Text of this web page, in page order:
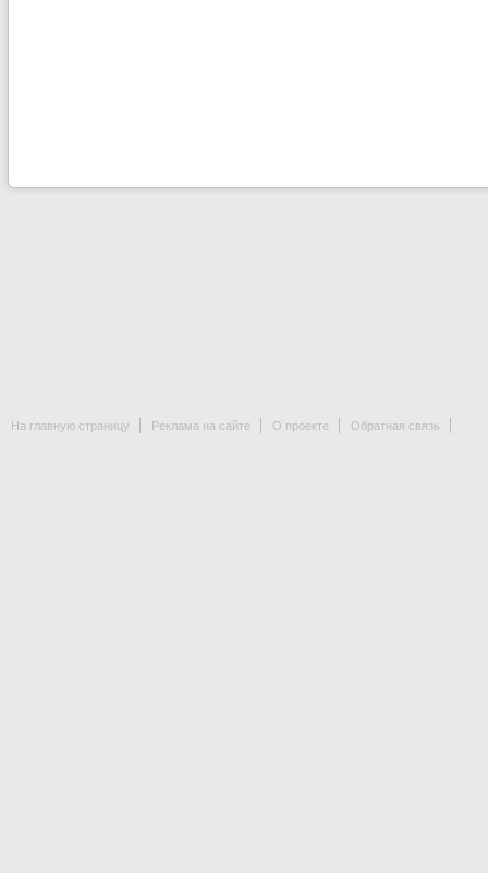
На главную страницу Реклама на сайте О проекте Обратная связь